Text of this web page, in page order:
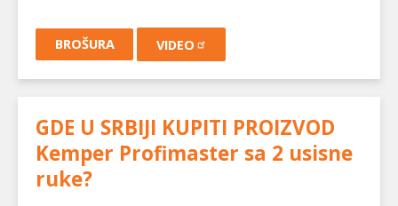
BROŠURA VIDEO
GDE U SRBIJI KUPITI PROIZVOD
Kemper Profimaster sa 2 usisne
ruke?